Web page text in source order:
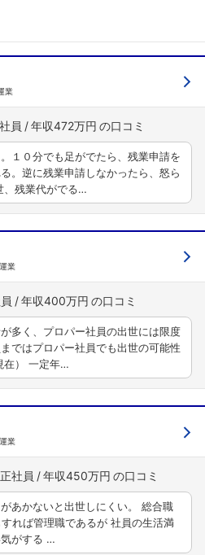
業
員 年収472万円
１０分でも足がでたら、残業申請を
。逆に残業申請しなかったら、怒ら
、残業代がでる…
業
年収400万円
多く、プロパー社員の出世には限度
ではプロパー社員でも出世の可能性
在） 一定年…
業
正社員 年収450万円
あかないと出世しにくい。 総合職
れば管理職であるが 社員の生活満
がする …